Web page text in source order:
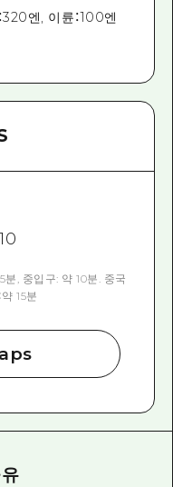
320엔, 이륜：100엔
분, 중입구: 약 10분. 중국
15분